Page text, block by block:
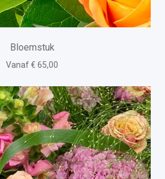
Bloemstuk
Vanaf € 65,00